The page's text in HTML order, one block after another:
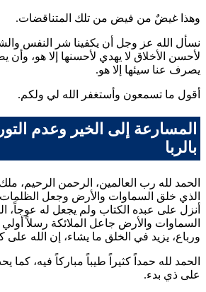
وهذا غيضٌ من فيض من تلك المتناقضات.
نسأل الله عز وجل أن يكفينا شر النفس
لأحسن الأخلاق لا يهدي لأحسنها إلا هو، وأن
يصرف عنا سيئها إلا هو.
أقول ما تسمعون وأستغفر الله لي ولكم.
المسارعة إلى الخير وعدم
بالربا
الحمد لله رب العالمين، الرحمن الرحيم،
الذي خلق السماوات والأرض وجعل الظلمات
أنزل على عبده الكتاب ولم يجعل له عوجاً،
السماوات والأرض جاعل الملائكة رسلاً
ورباع، يزيد في الخلق ما يشاء، إن الله
الحمد لله حمداً كثيراً طيباً مباركاً فيه، كما
على ذي بدء.